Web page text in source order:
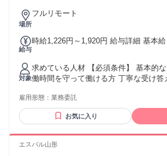
ブランク歓迎 ・定年制度あり ・午後
場所
フルリモート
給与
時給1,226円～1,920円 給与詳細 基本
アポイントインセンティブあり 1件あ
給！ インセンティブを含めると 1時間
GET！ トップオペレーターだと 1時間
♫ ✨また、経験・スキルに応じては SV（育成担当）への昇格
対象
求めている人材 【必須条件】 基本的
働時間を守って働ける方 丁寧な受け答
働を想定 【ひとつでも当てはまれば歓迎】 ✋電話発信（架
電）や テレアポの経験がある方 ✋BtoB営業の経験がある方 ✋
明るくハキハキと会話ができる方 ༶ ༶ ༶ ༶ ༶ ༶ ༶ ༶ ༶ ༶ ༶ ༶ ༶
歓迎 ✅主婦・主夫歓迎 ✅副業・Wワー
雇用形態： 業務委託
お気に入り
エスパル山形